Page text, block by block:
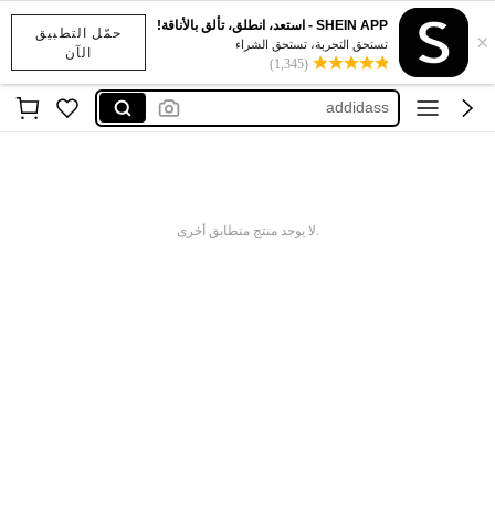
حمّل التطبيق
الآن
×
SHEIN APP - استعد، انطلق، تألق بالأناقة!
تستحق التجربة، تستحق الشراء
(1,345)
x sports
addidass
نايك
.لا يوجد منتج متطابق أخرى